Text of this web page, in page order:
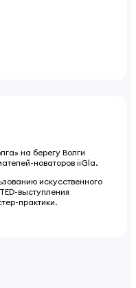
на берегу Волги
новаторов iiGla.
искусственного
выступления
практики.